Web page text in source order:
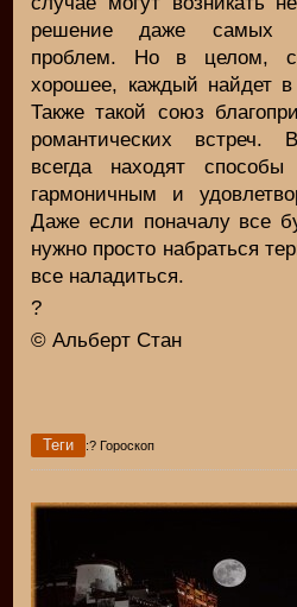
решение даже самых
проблем. Но в целом,
хорошее, каждый найдет
Также такой союз
романтических
всегда находят
гармоничным и
Даже если поначалу все
нужно просто набраться
все наладиться.
?
© Альберт Стан
Теги :? Гороскоп